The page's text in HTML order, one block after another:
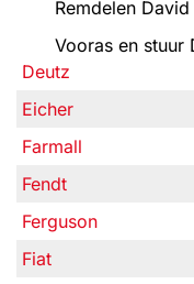
Remdelen
Vooras en
Deutz
Eicher
Farmall
Fendt
Ferguson
Fiat